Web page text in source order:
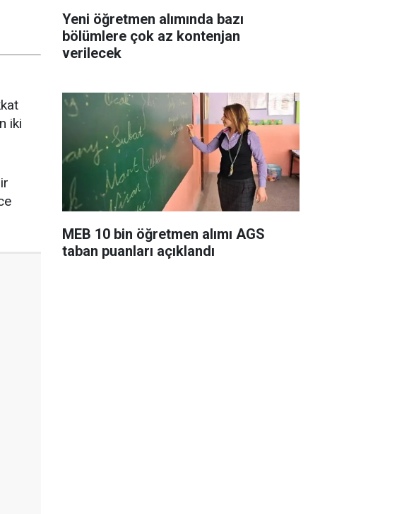
iki
Yeni öğretmen alımında bazı
bölümlere çok az kontenjan
verilecek
MEB 10 bin öğretmen alımı AGS
taban puanları açıklandı